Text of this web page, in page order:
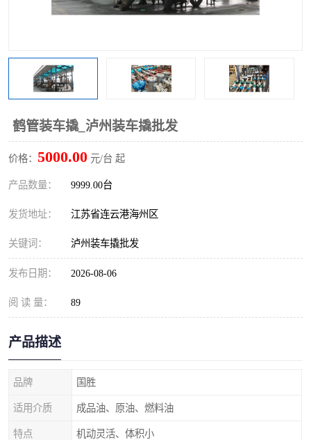
鹤管装车撬_泸州装车撬批发
价格： 5000.00 元/台 起
产品数量： 9999.00台
发货地址： 江苏省连云港海州区
关键词： 泸州装车撬批发
发布日期： 2026-08-06
阅 读 量： 89
产品描述
品牌 国胜
适用介质 成品油、原油、燃料油
特点 机动灵活、体积小